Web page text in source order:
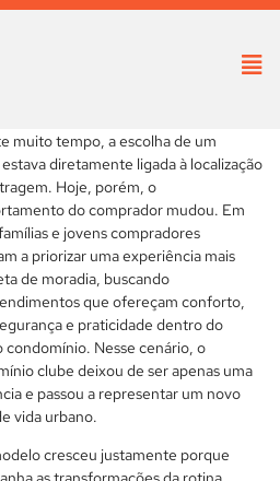
muito tempo, a escolha de um
diretamente ligada à localização
Hoje, porém, o
do comprador mudou. Em
e jovens compradores
a priorizar uma experiência mais
de moradia, buscando
que ofereçam conforto,
e praticidade dentro do
condomínio. Nesse cenário, o
clube deixou de ser apenas uma
e passou a representar um novo
vida urbano.
cresceu justamente porque